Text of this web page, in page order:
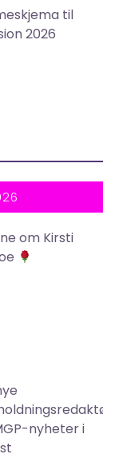
til
2026
om Kirsti
nyheter i